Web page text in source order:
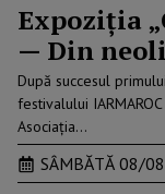
Expoziția
— Din
După succesul
festivalului
Asociația…
SÂMBĂTĂ 08/08